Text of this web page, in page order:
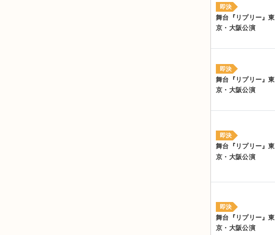
即決
舞台『リプリー』東
京・大阪公演
即決
舞台『リプリー』東
京・大阪公演
即決
舞台『リプリー』東
京・大阪公演
即決
舞台『リプリー』東
京・大阪公演